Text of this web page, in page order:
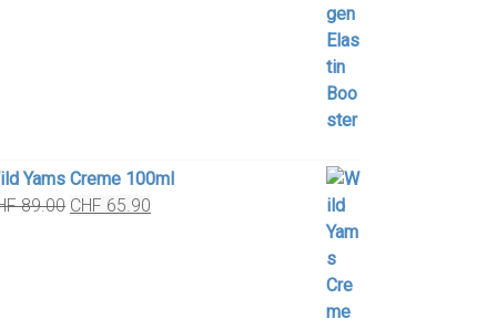
Yams Creme 100ml
89.00 Original
CHF 65.90